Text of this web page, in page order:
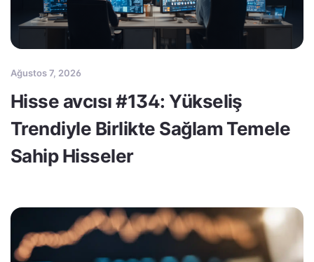
Ağustos 7, 2026
Hisse avcısı #134: Yükseliş
Trendiyle Birlikte Sağlam Temele
Sahip Hisseler